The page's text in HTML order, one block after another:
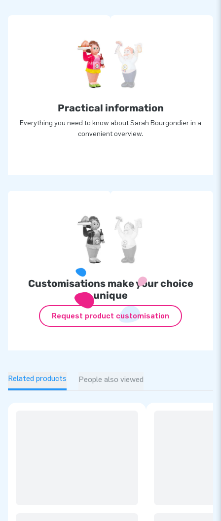
Practical information
Everything you need to know about Sarah Bourgondiër in a
convenient overview.
Customisations make your choice
unique
Request product customisation
Related products People also viewed